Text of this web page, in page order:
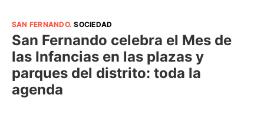
SAN FERNANDO.SOCIEDAD
San Fernando celebra el Mes de
las Infancias en las plazas y
parques del distrito: toda la
agenda